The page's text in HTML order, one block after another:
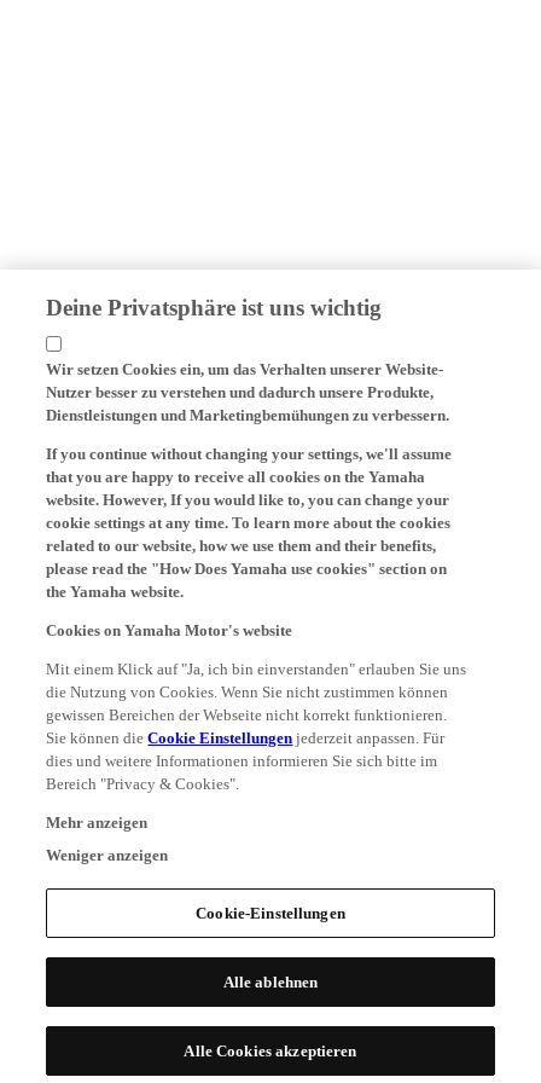
Deine Privatsphäre ist uns wichtig
Wir setzen Cookies ein, um das Verhalten unserer Website-
Nutzer besser zu verstehen und dadurch unsere Produkte,
Dienstleistungen und Marketingbemühungen zu verbessern.
If you continue without changing your settings, we'll assume
that you are happy to receive all cookies on the Yamaha
website. However, If you would like to, you can change your
cookie settings at any time. To learn more about the cookies
related to our website, how we use them and their benefits,
please read the "How Does Yamaha use cookies" section on
the Yamaha website.
Cookies on Yamaha Motor's website
Mit einem Klick auf "Ja, ich bin einverstanden" erlauben Sie uns
die Nutzung von Cookies. Wenn Sie nicht zustimmen können
gewissen Bereichen der Webseite nicht korrekt funktionieren.
Sie können dieCookie Einstellungen jederzeit anpassen. Für
dies und weitere Informationen informieren Sie sich bitte im
Bereich "Privacy & Cookies".
Mehr anzeigen
Weniger anzeigen
Cookie-Einstellungen
Alle ablehnen
Alle Cookies akzeptieren